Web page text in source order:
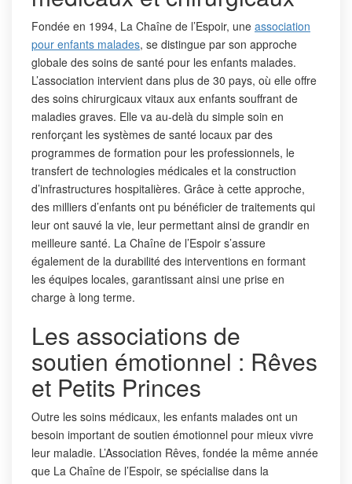
Fondée en 1994, La Chaîne de l’Espoir, une association
pour enfants malades, se distingue par son approche
globale des soins de santé pour les enfants malades.
L’association intervient dans plus de 30 pays, où elle offre
des soins chirurgicaux vitaux aux enfants souffrant de
maladies graves. Elle va au-delà du simple soin en
renforçant les systèmes de santé locaux par des
programmes de formation pour les professionnels, le
transfert de technologies médicales et la construction
d’infrastructures hospitalières. Grâce à cette approche,
des milliers d’enfants ont pu bénéficier de traitements qui
leur ont sauvé la vie, leur permettant ainsi de grandir en
meilleure santé. La Chaîne de l’Espoir s’assure
également de la durabilité des interventions en formant
les équipes locales, garantissant ainsi une prise en
charge à long terme.
Les associations de
soutien émotionnel : Rêves
et Petits Princes
Outre les soins médicaux, les enfants malades ont un
besoin important de soutien émotionnel pour mieux vivre
leur maladie. L’Association Rêves, fondée la même année
que La Chaîne de l’Espoir, se spécialise dans la